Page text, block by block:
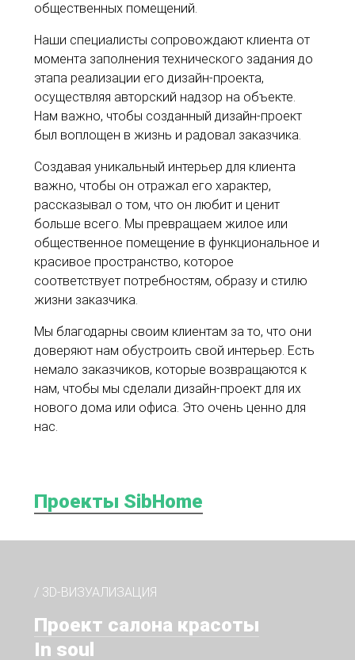
общественных помещений.
Наши специалисты сопровождают клиента от
момента заполнения технического задания до
этапа реализации его дизайн-проекта,
осуществляя авторский надзор на объекте.
Нам важно, чтобы созданный дизайн-проект
был воплощен в жизнь и радовал заказчика.
Создавая уникальный интерьер для клиента
важно, чтобы он отражал его характер,
рассказывал о том, что он любит и ценит
больше всего. Мы превращаем жилое или
общественное помещение в функциональное и
красивое пространство, которое
соответствует потребностям, образу и стилю
жизни заказчика.
Мы благодарны своим клиентам за то, что они
доверяют нам обустроить свой интерьер. Есть
немало заказчиков, которые возвращаются к
нам, чтобы мы сделали дизайн-проект для их
нового дома или офиса. Это очень ценно для
нас.
Проекты SibHome
/ 3D-ВИЗУАЛИЗАЦИЯ
Проект салона красоты
In soul